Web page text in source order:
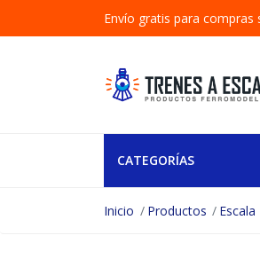
Envío gratis para compras
CATEGORÍAS
Inicio Productos Escala